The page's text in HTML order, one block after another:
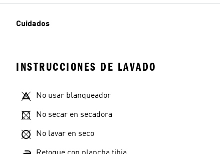
Cuidados
INSTRUCCIONES DE LAVADO
No usar blanqueador
No secar en secadora
No lavar en seco